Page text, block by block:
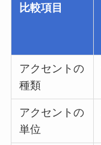
比較項目
アクセントの
種類
アクセントの
単位